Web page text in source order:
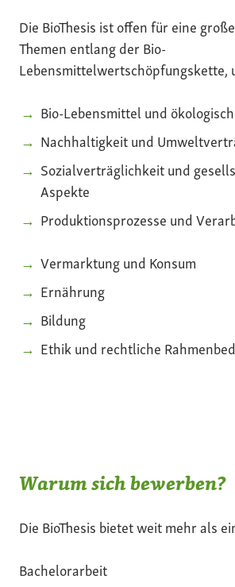
Die BioThesis ist offen für eine
Themen entlang der Bio-
Lebensmittelwertschöpfungskette,
Bio-Lebensmittel und
Nachhaltigkeit und
Sozialverträglichkeit und
Aspekte
Produktionsprozesse und
Vermarktung und Konsum
Ernährung
Bildung
Ethik und rechtliche
Warum sich bewerben?
Die BioThesis bietet weit mehr als
Bachelorarbeit